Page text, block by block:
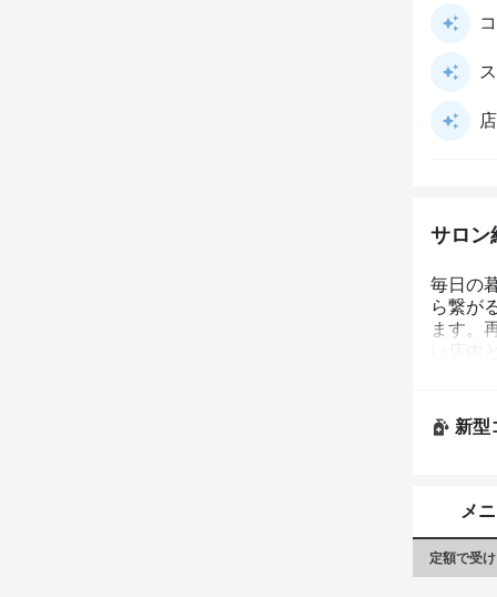
サロン
毎日の
ら繋が
ます。
新型
メ
定額で受